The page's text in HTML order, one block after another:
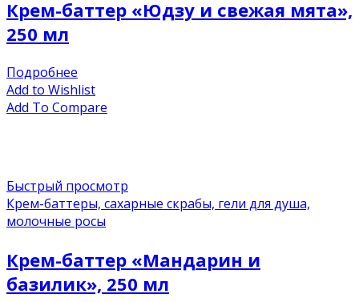
Крем-баттер «Юдзу и свежая мята»,
250 мл
Подробнее
Add to Wishlist
Add To Compare
Быстрый просмотр
Крем-баттеры, сахарные скрабы, гели для душа,
молочные росы
Крем-баттер «Мандарин и
базилик», 250 мл